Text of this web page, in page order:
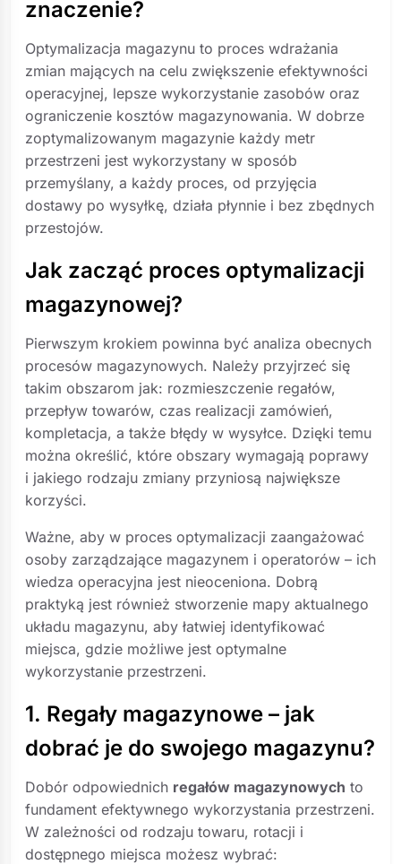
znaczenie?
Optymalizacja magazynu to proces wdrażania
zmian mających na celu zwiększenie efektywności
operacyjnej, lepsze wykorzystanie zasobów oraz
ograniczenie kosztów magazynowania. W dobrze
zoptymalizowanym magazynie każdy metr
przestrzeni jest wykorzystany w sposób
przemyślany, a każdy proces, od przyjęcia
dostawy po wysyłkę, działa płynnie i bez zbędnych
przestojów.
Jak zacząć proces optymalizacji
magazynowej?
Pierwszym krokiem powinna być analiza obecnych
procesów magazynowych. Należy przyjrzeć się
takim obszarom jak: rozmieszczenie regałów,
przepływ towarów, czas realizacji zamówień,
kompletacja, a także błędy w wysyłce. Dzięki temu
można określić, które obszary wymagają poprawy
i jakiego rodzaju zmiany przyniosą największe
korzyści.
Ważne, aby w proces optymalizacji zaangażować
osoby zarządzające magazynem i operatorów – ich
wiedza operacyjna jest nieoceniona. Dobrą
praktyką jest również stworzenie mapy aktualnego
układu magazynu, aby łatwiej identyfikować
miejsca, gdzie możliwe jest optymalne
wykorzystanie przestrzeni.
1. Regały magazynowe – jak
dobrać je do swojego magazynu?
Dobór odpowiednich regałów magazynowych to
fundament efektywnego wykorzystania przestrzeni.
W zależności od rodzaju towaru, rotacji i
dostępnego miejsca możesz wybrać: